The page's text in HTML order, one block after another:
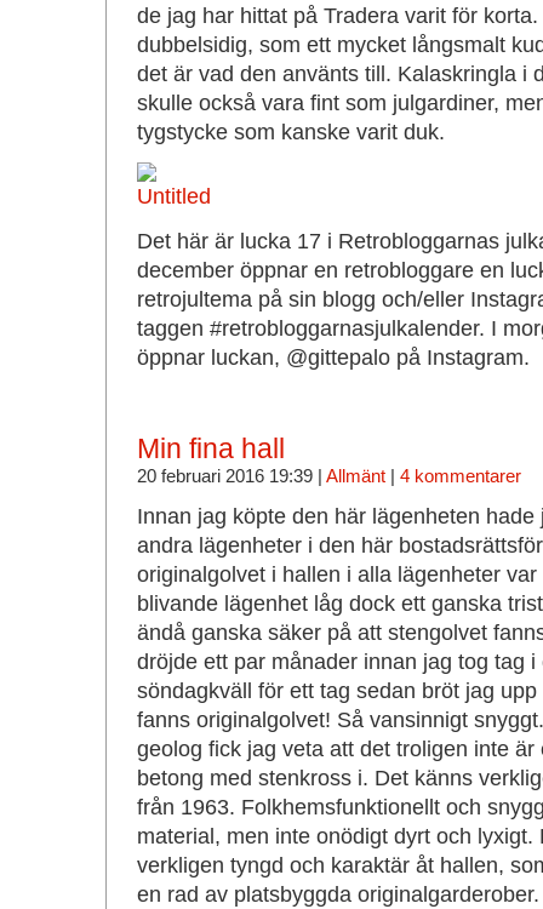
de jag har hittat på Tradera varit för
dubbelsidig, som ett mycket långsmalt
det är vad den använts till. Kalaskringla i
skulle också vara fint som julgardiner,
tygstycke som kanske varit duk.
Det här är lucka 17 i Retrobloggarnas
december öppnar en retrobloggare en
retrojultema på sin blogg och/eller
taggen #retrobloggarnasjulkalender. I
öppnar luckan, @gittepalo på Instagram.
Min fina hall
20 februari 2016 19:39 | Allmänt| 4 kommentarer
Innan jag köpte den här lägenheten
andra lägenheter i den här
originalgolvet i hallen i alla lägenheter
blivande lägenhet låg dock ett ganska
ändå ganska säker på att stengolvet
dröjde ett par månader innan jag tog tag
söndagkväll för ett tag sedan bröt jag
fanns originalgolvet! Så vansinnigt
geolog fick jag veta att det troligen inte
betong med stenkross i. Det känns
från 1963. Folkhemsfunktionellt och
material, men inte onödigt dyrt och lyxigt.
verkligen tyngd och karaktär åt hallen,
en rad av platsbyggda